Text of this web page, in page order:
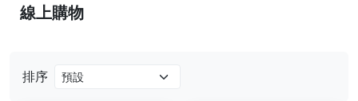
排序
線上購物